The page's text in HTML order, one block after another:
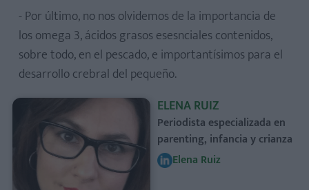
- Por último, no nos olvidemos de la importancia de
los omega 3, ácidos grasos esesnciales contenidos,
sobre todo, en el pescado, e importantísimos para el
desarrollo crebral del pequeño.
ELENA RUIZ
Periodista especializada en
parenting, infancia y crianza
Elena Ruiz